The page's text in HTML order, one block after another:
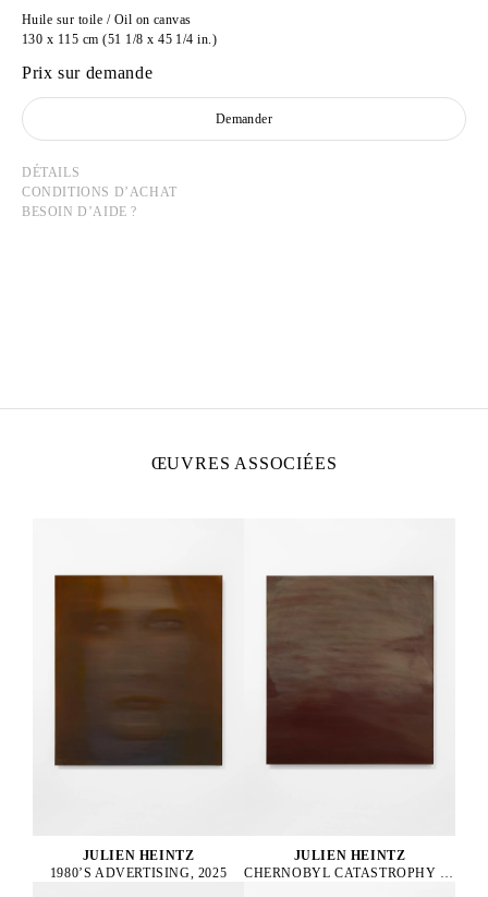
Huile sur toile / Oil on canvas
130 x 115 cm (51 1/8 x 45 1/4 in.)
Prix sur demande
Demander
DÉTAILS
CONDITIONS D’ACHAT
BESOIN D’AIDE ?
ŒUVRES ASSOCIÉES
JULIEN HEINTZ
1980’S ADVERTISING, 2025
JULIEN HEINTZ
CHERNOBYL CATASTROPHY SUPERVISOR, 2025